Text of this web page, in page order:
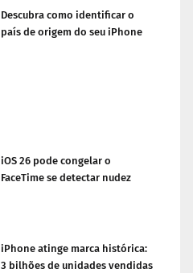
Descubra como identificar o
país de origem do seu iPhone
iOS 26 pode congelar o
FaceTime se detectar nudez
iPhone atinge marca histórica:
3 bilhões de unidades vendidas